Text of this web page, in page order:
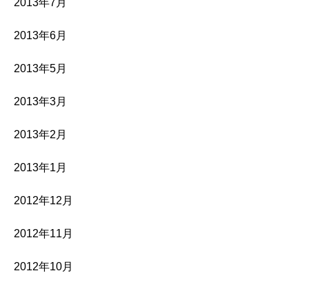
2013年7月
2013年6月
2013年5月
2013年3月
2013年2月
2013年1月
2012年12月
2012年11月
2012年10月